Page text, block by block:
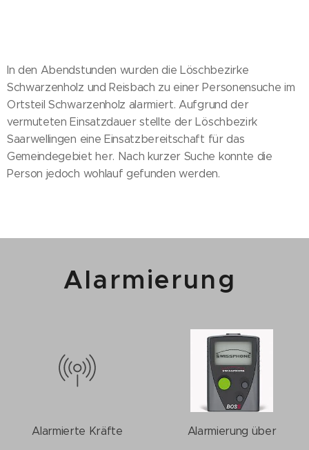
In den Abendstunden wurden die Löschbezirke
Schwarzenholz und Reisbach zu einer Personensuche im
Ortsteil Schwarzenholz alarmiert. Aufgrund der
vermuteten Einsatzdauer stellte der Löschbezirk
Saarwellingen eine Einsatzbereitschaft für das
Gemeindegebiet her. Nach kurzer Suche konnte die
Person jedoch wohlauf gefunden werden.
Alarmierung
Alarmierte Kräfte Alarmierung über